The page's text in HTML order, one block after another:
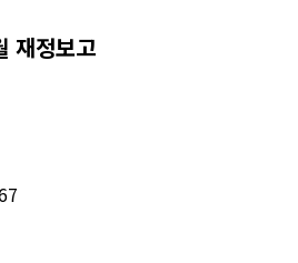
재정보고